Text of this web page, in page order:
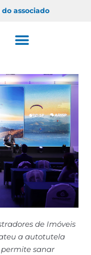
associado
de Imóveis
a autotutela
sanar